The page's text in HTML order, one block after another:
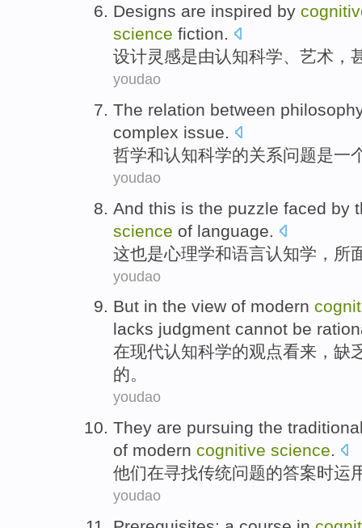
Designs are inspired by
science fiction.
设计灵感是由认知科学、 艺术 ，
youdao
The relation between
complex issue.
哲学和认知科学的关系问题是一
youdao
And this is the puzzle faced by
science of language
这也是心理学和语言认知学 ，所
youdao
But in the view of modern
lacks judgment cannot be
在现代认知科学的观点看来 ， 缺
的。
youdao
They are pursuing the
of modern cognitive science.
他们在寻找传统问题的答案时运
youdao